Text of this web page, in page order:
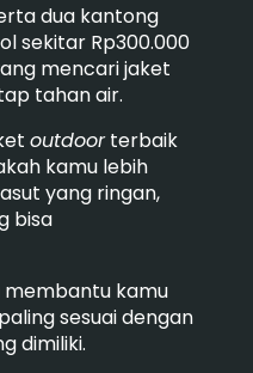
dua kantong
sekitar Rp300.000
mencari jaket
tahan air.
outdoorterbaik
kamu lebih
yang ringan,
bisa
membantu kamu
sesuai dengan
dimiliki.